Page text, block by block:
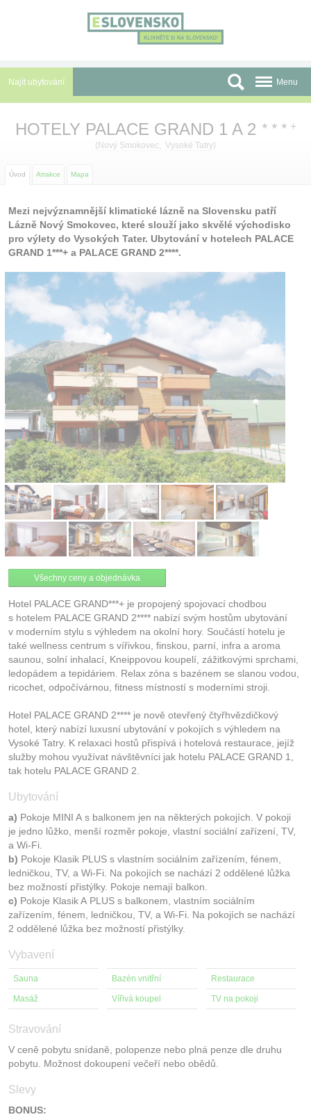
Najít ubytování
Autobusové zájezdy
Před cestou
Atrakce
O nás
Kontakt
Menu
HOTELY PALACE GRAND 1 A 2 ★ ★ ★ +
( Nový Smokovec, Vysoké Tatry)
Úvod Atrakce Mapa
Mezi nejvýznamnější klimatické lázně na Slovensku patří
Lázně Nový Smokovec, které slouží jako skvělé východisko
pro výlety do Vysokých Tater. Ubytování v hotelech PALACE
GRAND 1***+ a PALACE GRAND 2****.
Všechny ceny a objednávka
Hotel PALACE GRAND***+ je propojený spojovací chodbou
s hotelem PALACE GRAND 2**** nabízí svým hostům ubytování
v moderním stylu s výhledem na okolní hory. Součástí hotelu je
také wellness centrum s vířivkou, finskou, parní, infra a aroma
saunou, solní inhalací, Kneippovou koupelí, zážitkovými sprchami,
ledopádem a tepidáriem. Relax zóna s bazénem se slanou vodou,
ricochet, odpočívárnou, fitness místností s moderními stroji.
Hotel PALACE GRAND 2**** je nově otevřený čtyřhvězdičkový
hotel, který nabízí luxusní ubytování v pokojích s výhledem na
Vysoké Tatry. K relaxaci hostů přispívá i hotelová restaurace, jejíž
služby mohou využívat návštěvníci jak hotelu PALACE GRAND 1,
tak hotelu PALACE GRAND 2.
Ubytování
a) Pokoje MINI A s balkonem jen na některých pokojích. V pokoji
je jedno lůžko, menší rozměr pokoje, vlastní sociální zařízení, TV,
a Wi-Fi.
b) Pokoje Klasik PLUS s vlastním sociálním zařízením, fénem,
ledničkou, TV, a Wi-Fi. Na pokojích se nachází 2 oddělené lůžka
bez možností přistýlky. Pokoje nemají balkon.
c) Pokoje Klasik A PLUS s balkonem, vlastním sociálním
zařízením, fénem, ledničkou, TV, a Wi-Fi. Na pokojích se nachází
2 oddělené lůžka bez možností přistýlky.
Vybavení
Sauna Bazén vnitřní Restaurace
Masáž Vířivá koupel TV na pokoji
Stravování
V ceně pobytu snídaně, polopenze nebo plná penze dle druhu
pobytu. Možnost dokoupení večeří nebo obědů.
Slevy
BONUS: